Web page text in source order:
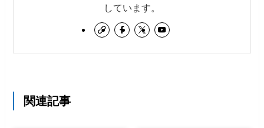
しています。
関連記事